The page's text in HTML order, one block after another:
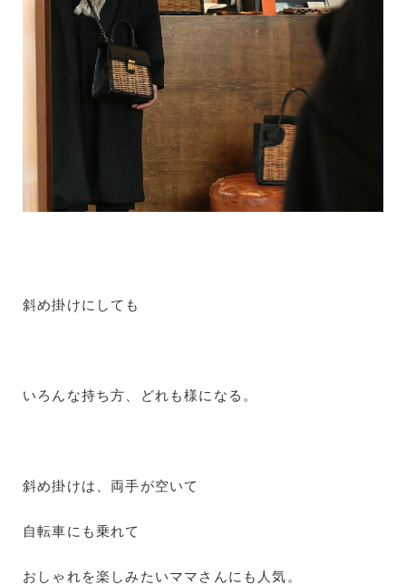
斜め掛けにしても
いろんな持ち方、どれも様になる。
斜め掛けは、両手が空いて
自転車にも乗れて
おしゃれを楽しみたいママさんにも人気。